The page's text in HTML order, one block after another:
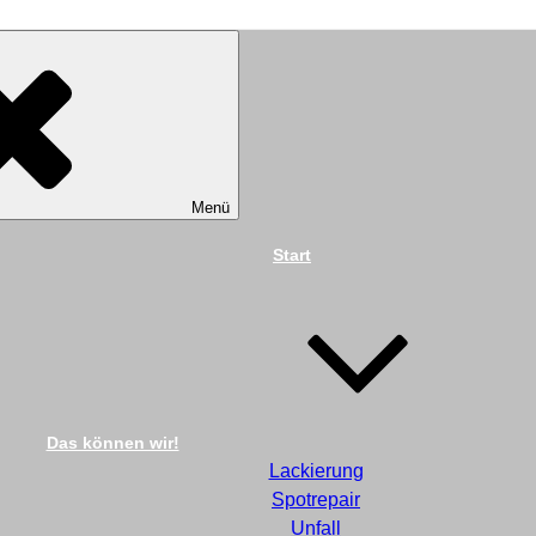
DIEKMANN
Menü
Start
Das können wir!
Lackierung
Spotrepair
Unfall